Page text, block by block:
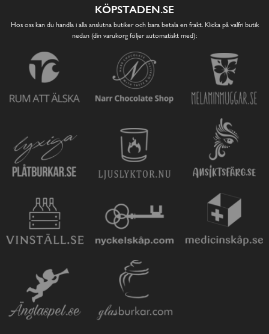
KÖPSTADEN.SE
Hos oss kan du handla i alla anslutna butiker och bara betala en frakt. Klicka på valfri butik
nedan (din varukorg följer automatiskt med):